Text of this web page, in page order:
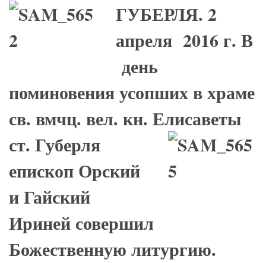
ГУБЕРЛЯ. 2
апреля 2016 г. В
день
поминовения усопших в храме
св. вмчц. вел. кн. Елисаветы
ст. Губерля
епископ Орский
и Гайский
Ириней совершил
Божественную литургию.